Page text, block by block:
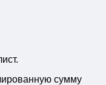
сумму